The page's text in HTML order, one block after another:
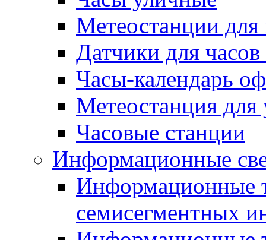
Метеостанции
Датчики для
Часы-календарь
Метеостанция
Часовые станции
Информационные
Информационные
семисегментных